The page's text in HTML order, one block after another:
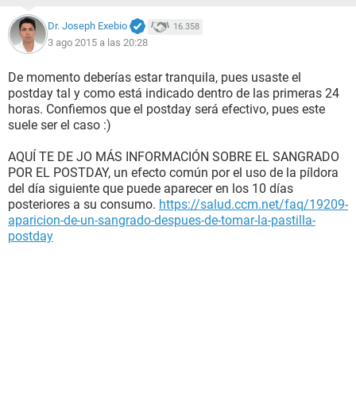
Dr. Joseph Exebio 16.358
3 ago 2015 a las 20:28
De momento deberías estar tranquila, pues usaste el
postday tal y como está indicado dentro de las primeras 24
horas. Confiemos que el postday será efectivo, pues este
suele ser el caso :)
AQUÍ TE DE JO MÁS INFORMACIÓN SOBRE EL SANGRADO
POR EL POSTDAY, un efecto común por el uso de la píldora
del día siguiente que puede aparecer en los 10 días
posteriores a su consumo. https://salud.ccm.net/faq/19209-
aparicion-de-un-sangrado-despues-de-tomar-la-pastilla-
postday